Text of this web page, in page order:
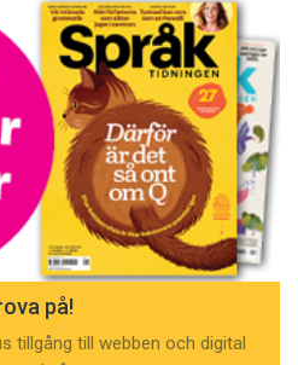
på!
tillgång till webben och digital